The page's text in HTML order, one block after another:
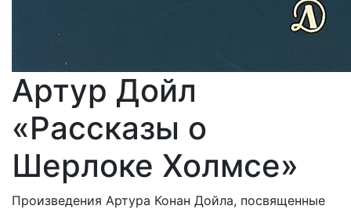
Артур Дойл
«Рассказы о
Шерлоке Холмсе»
Произведения Артура Конан Дойла, посвященные